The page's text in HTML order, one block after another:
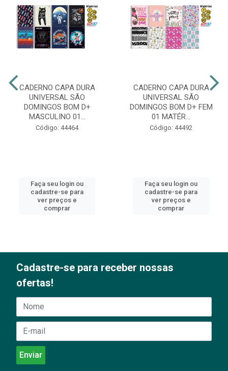
CADERNO CAPA DURA
UNIVERSAL SÃO
DOMINGOS BOM D+
MASCULINO 01...
Código: 44464
Faça seu login ou
cadastre-se para
ver preços e
comprar
CADERNO CAPA DURA
UNIVERSAL SÃO
DOMINGOS BOM D+ FEM
01 MATÉR...
Código: 44492
Faça seu login ou
cadastre-se para
ver preços e
comprar
Cadastre-se para receber nossas
ofertas!